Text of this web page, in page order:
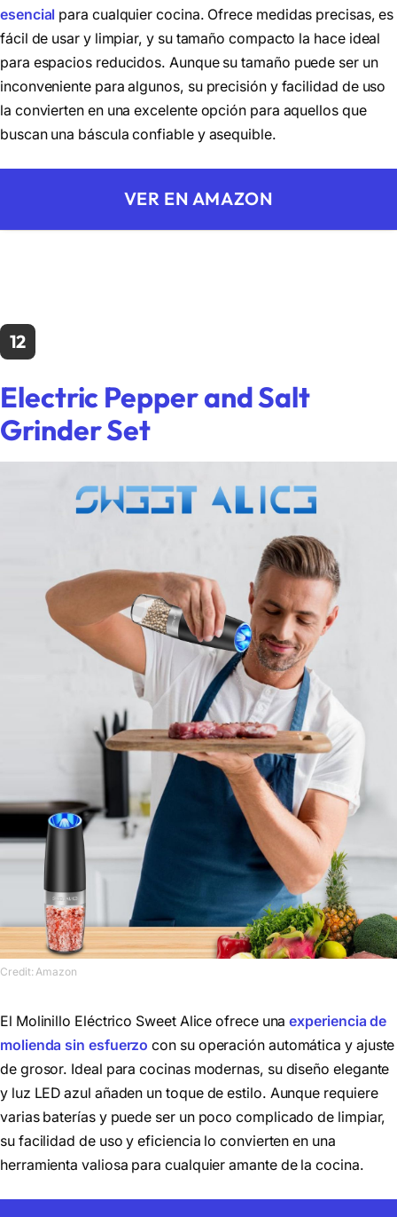
esencial para cualquier cocina. Ofrece medidas precisas, es
fácil de usar y limpiar, y su tamaño compacto la hace ideal
para espacios reducidos. Aunque su tamaño puede ser un
inconveniente para algunos, su precisión y facilidad de uso
la convierten en una excelente opción para aquellos que
buscan una báscula confiable y asequible.
VER EN AMAZON
12
Electric Pepper and Salt
Grinder Set
Credit: Amazon
El Molinillo Eléctrico Sweet Alice ofrece unaexperiencia de
molienda sin esfuerzo con su operación automática y ajuste
de grosor. Ideal para cocinas modernas, su diseño elegante
y luz LED azul añaden un toque de estilo. Aunque requiere
varias baterías y puede ser un poco complicado de limpiar,
su facilidad de uso y eficiencia lo convierten en una
herramienta valiosa para cualquier amante de la cocina.